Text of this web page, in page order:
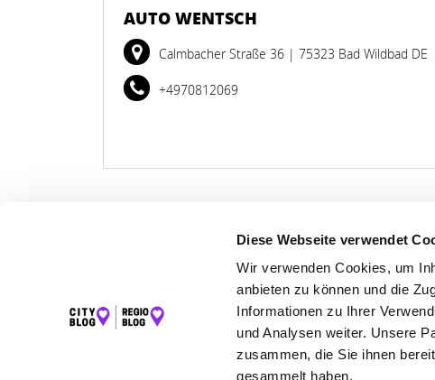
Diese Webseite verwendet
Wir verwenden Cookies, um
anbieten zu können und die
Informationen zu Ihrer
und Analysen weiter. Unsere
zusammen, die Sie ihnen
gesammelt haben.
AUTO WENTSCH
Calmbacher Straße 36 | 75323 Bad Wildbad DE
+4970812069
LET'S